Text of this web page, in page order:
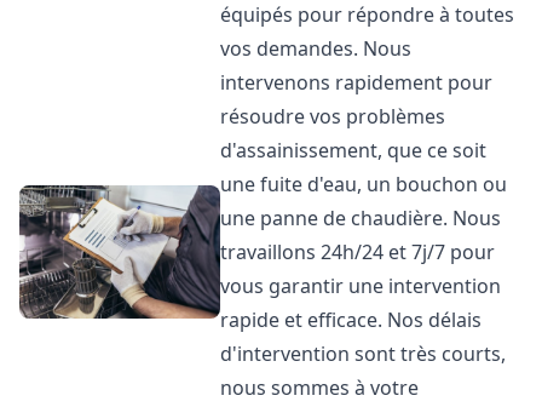
équipés pour répondre à toutes
vos demandes. Nous
intervenons rapidement pour
résoudre vos problèmes
d'assainissement, que ce soit
une fuite d'eau, un bouchon ou
une panne de chaudière. Nous
travaillons 24h/24 et 7j/7 pour
vous garantir une intervention
rapide et efficace. Nos délais
d'intervention sont très courts,
nous sommes à votre